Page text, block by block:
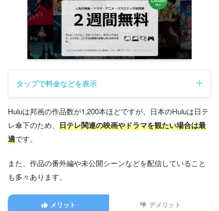
タップで料金などを表示
月額料金
1,026円
無料お試し
見放題作品数
Huluは邦画の作品数が1,200本ほどですが、日本のHuluは日テ
レ傘下のため、 日テレ関連の映画やドラマを観たい場合は最
適です。
また、作品の番外編や未公開シーンなどを配信していること
も多々あります。
メリット デメリット